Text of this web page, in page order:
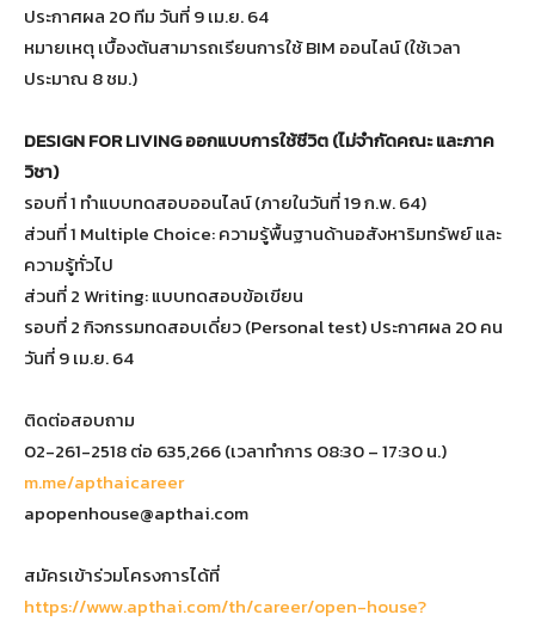
ประกาศผล 20 ทีม วันที่ 9 เม.ย. 64
หมายเหตุ เบื้องต้นสามารถเรียนการใช้ BIM ออนไลน์ (ใช้เวลา
ประมาณ 8 ชม.)
DESIGN FOR LIVING ออกแบบการใช้ชีวิต (ไม่จำกัดคณะ และภาค
วิชา)
รอบที่ 1 ทำแบบทดสอบออนไลน์ (ภายในวันที่ 19 ก.พ. 64)
ส่วนที่ 1 Multiple Choice: ความรู้พื้นฐานด้านอสังหาริมทรัพย์ และ
ความรู้ทั่วไป
ส่วนที่ 2 Writing: แบบทดสอบข้อเขียน
รอบที่ 2 กิจกรรมทดสอบเดี่ยว (Personal test) ประกาศผล 20 คน
วันที่ 9 เม.ย. 64
ติดต่อสอบถาม
02-261-2518 ต่อ 635,266 (เวลาทำการ 08:30 – 17:30 น.)
m.me/apthaicareer
apopenhouse@apthai.com
สมัครเข้าร่วมโครงการได้ที่
https://www.apthai.com/th/career/open-house?